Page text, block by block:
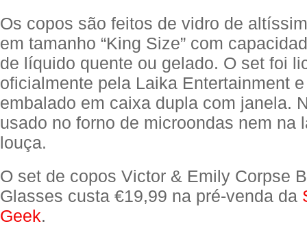
Os copos são feitos de vidro de
em tamanho “King Size” com
de líquido quente ou gelado. O set foi
oficialmente pela Laika Entertainment
embalado em caixa dupla com janela.
usado no forno de microondas nem na
louça.
O set de copos Victor & Emily Corpse
Glasses custa €19,99 na pré-venda da
Geek.